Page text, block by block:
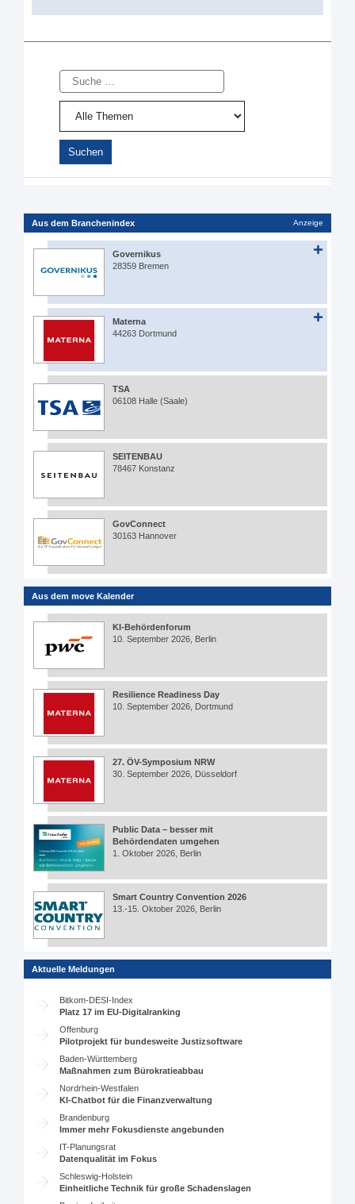
Suche
Aus dem Branchenindex Anzeige
Governikus
28359 Bremen
Materna
44263 Dortmund
TSA
06108 Halle (Saale)
SEITENBAU
78467 Konstanz
GovConnect
30163 Hannover
Aus dem move Kalender
KI-Behördenforum
10. September 2026, Berlin
Resilience Readiness Day
10. September 2026, Dortmund
27. ÖV-Symposium NRW
30. September 2026, Düsseldorf
Public Data – besser mit
Behördendaten umgehen
1. Oktober 2026, Berlin
Smart Country Convention 2026
13.-15. Oktober 2026, Berlin
Aktuelle Meldungen
Bitkom-DESI-Index
Platz 17 im EU-Digitalranking
Offenburg
Pilotprojekt für bundesweite Justizsoftware
Baden-Württemberg
Maßnahmen zum Bürokratieabbau
Nordrhein-Westfalen
KI-Chatbot für die Finanzverwaltung
Brandenburg
Immer mehr Fokusdienste angebunden
IT-Planungsrat
Datenqualität im Fokus
Schleswig-Holstein
Einheitliche Technik für große Schadenslagen